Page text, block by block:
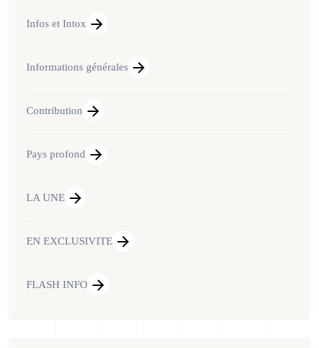
Infos et Intox
Informations générales
Contribution
Pays profond
LA UNE
EN EXCLUSIVITE
FLASH INFO